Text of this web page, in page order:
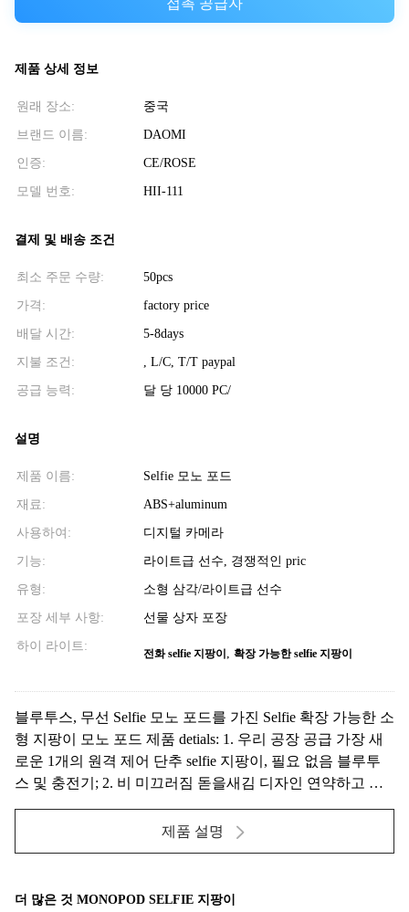
접촉 공급자
제품 상세 정보
원래 장소: 중국
브랜드 이름: DAOMI
인증: CE/ROSE
모델 번호: HII-111
결제 및 배송 조건
최소 주문 수량: 50pcs
가격: factory price
배달 시간: 5-8days
지불 조건: , L/C, T/T paypal
공급 능력: 달 당 10000 PC/
설명
제품 이름: Selfie 모노 포드
재료: ABS+aluminum
사용하여: 디지털 카메라
기능: 라이트급 선수, 경쟁적인 pric
유형: 소형 삼각/라이트급 선수
포장 세부 사항: 선물 상자 포장
하이 라이트:
전화 selfie 지팡이 확장 가능한 selfie 지팡이
블루투스, 무선 Selfie 모노 포드를 가진 Selfie 확장 가능한 소
형 지팡이 모노 포드 제품 detials: 1. 우리 공장 공급 가장 새
로운 1개의 원격 제어 단추 selfie 지팡이, 필요 없음 블루투
스 및 충전기; 2. 비 미끄러짐 돋을새김 디자인 연약하고 안
막대; 4. 강한 버클을 자전하는 ...
제품 설명
더 많은 것 MONOPOD SELFIE 지팡이